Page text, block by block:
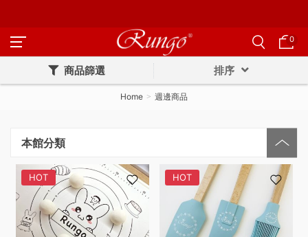
0
商品篩選 排序
Home 週邊商品
本館分類
HOT HOT